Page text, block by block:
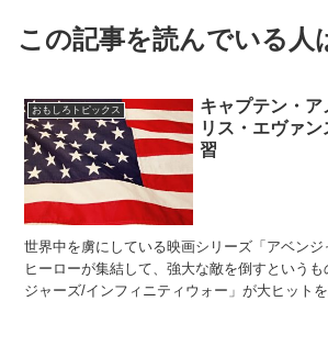
この記事を読んでいる人
おもしろトピックス
キャプテン・ア
リス・エヴァ
習
世界中を虜にしている映画シリーズ「アベン
ヒーローが集結して、強大な敵を倒すという
ジャーズ/インフィニティウォー」が大ヒット